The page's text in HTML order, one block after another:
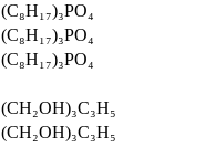
(C₈H₁₇)₃PO₄
(C₈H₁₇)₃PO₄
(C₈H₁₇)₃PO₄
(CH₂OH)₃C₃H₅
(CH₂OH)₃C₃H₅